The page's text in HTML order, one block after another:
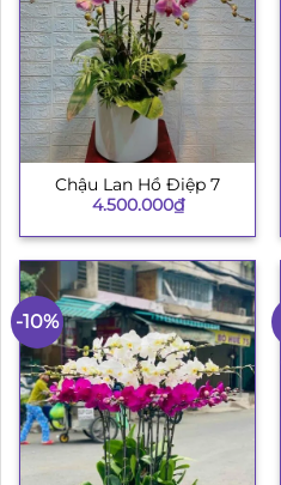
Chậu Lan Hồ Điệp 7
4.500.000₫
-10%